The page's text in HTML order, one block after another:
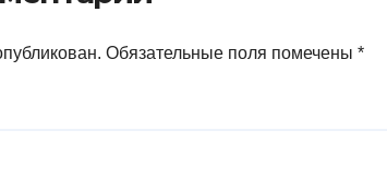
Обязательные поля помечены *